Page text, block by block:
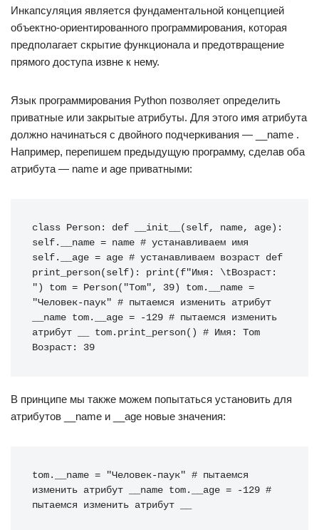
Инкапсуляция является фундаментальной концепцией
объектно-ориентированного программирования, которая
предполагает скрытие функционала и предотвращение
прямого доступа извне к нему.
Язык программирования Python позволяет определить
приватные или закрытые атрибуты. Для этого имя атрибута
должно начинаться с двойного подчеркивания — __name .
Например, перепишем предыдущую программу, сделав оба
атрибута — name и age приватными:
class Person: def __init__(self, name, age):
self.__name = name # устанавливаем имя
self.__age = age # устанавливаем возраст def
print_person(self): print(f"Имя: \tВозраст:
") tom = Person("Tom", 39) tom.__name =
"Человек-паук" # пытаемся изменить атрибут
__name tom.__age = -129 # пытаемся изменить
атрибут __ tom.print_person() # Имя: Tom
Возраст: 39
В принципе мы также можем попытаться установить для
атрибутов __name и __age новые значения:
tom.__name = "Человек-паук" # пытаемся
изменить атрибут __name tom.__age = -129 #
пытаемся изменить атрибут __